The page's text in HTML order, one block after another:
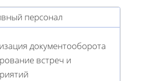
персонал
документооборота
встреч и